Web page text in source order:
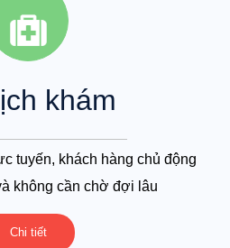
tuyến, khách hàng chủ động
không cần chờ đợi lâu